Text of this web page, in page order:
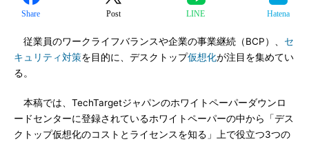
Share Post LINE Hatena
従業員のワークライフバランスや企業の事業継続（BCP）、 セ
キュリティ対策を目的に、デスクトップ仮想化が注目を集めてい
る。
本稿では、TechTargetジャパンのホワイトペーパーダウンロ
ードセンターに登録されているホワイトペーパーの中から「デス
クトップ仮想化のコストとライセンスを知る」上で役立つ3つの